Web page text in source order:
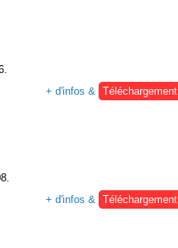
+ d'infos & Téléchargement
+ d'infos & Téléchargement